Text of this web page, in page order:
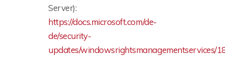
Server):
https://docs.microsoft.com/de-
de/security-
updates/windowsrightsmanagementservices/